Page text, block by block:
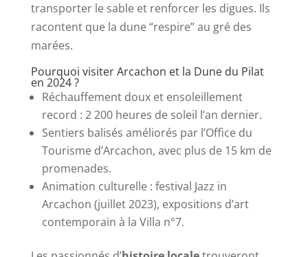
transporter le sable et renforcer les digues. Ils
racontent que la dune “respire” au gré des
marées.
Pourquoi visiter Arcachon et la Dune du Pilat
en 2024 ?
Réchauffement doux et ensoleillement
record : 2 200 heures de soleil l’an dernier.
Sentiers balisés améliorés par l’Office du
Tourisme d’Arcachon, avec plus de 15 km de
promenades.
Animation culturelle : festival Jazz in
Arcachon (juillet 2023), expositions d’art
contemporain à la Villa n°7.